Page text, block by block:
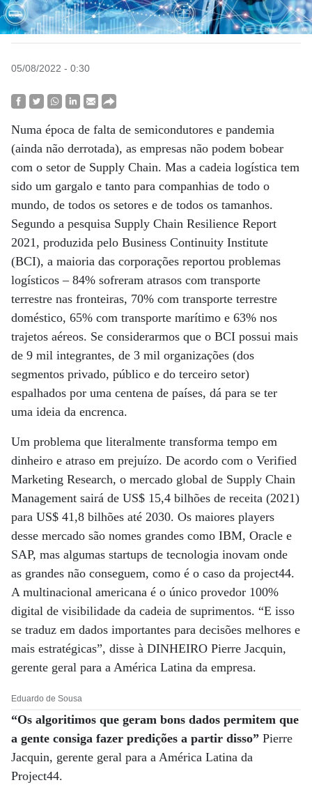
05/08/2022 - 0:30
Numa época de falta de semicondutores e pandemia
(ainda não derrotada), as empresas não podem bobear
com o setor de Supply Chain. Mas a cadeia logística tem
sido um gargalo e tanto para companhias de todo o
mundo, de todos os setores e de todos os tamanhos.
Segundo a pesquisa Supply Chain Resilience Report
2021, produzida pelo Business Continuity Institute
(BCI), a maioria das corporações reportou problemas
logísticos – 84% sofreram atrasos com transporte
terrestre nas fronteiras, 70% com transporte terrestre
doméstico, 65% com transporte marítimo e 63% nos
trajetos aéreos. Se considerarmos que o BCI possui mais
de 9 mil integrantes, de 3 mil organizações (dos
segmentos privado, público e do terceiro setor)
espalhados por uma centena de países, dá para se ter
uma ideia da encrenca.
Um problema que literalmente transforma tempo em
dinheiro e atraso em prejuízo. De acordo com o Verified
Marketing Research, o mercado global de Supply Chain
Management sairá de US$ 15,4 bilhões de receita (2021)
para US$ 41,8 bilhões até 2030. Os maiores players
desse mercado são nomes grandes como IBM, Oracle e
SAP, mas algumas startups de tecnologia inovam onde
as grandes não conseguem, como é o caso da project44.
A multinacional americana é o único provedor 100%
digital de visibilidade da cadeia de suprimentos. “E isso
se traduz em dados importantes para decisões melhores e
mais estratégicas”, disse à DINHEIRO Pierre Jacquin,
gerente geral para a América Latina da empresa.
Eduardo de Sousa
“Os algoritimos que geram bons dados permitem que
a gente consiga fazer predições a partir disso” Pierre
Jacquin, gerente geral para a América Latina da
Project44.